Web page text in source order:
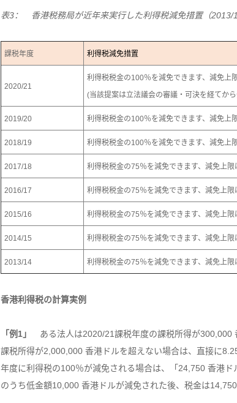
表3： 香港税務局が近年来実行した利得税減免措置（2013/
課税年度 利得税減免措置
2020/21
利得税税金の100％を減免できます、減免上
(当該提案は立法議会の審議・可決を経てか
2019/20 利得税税金の100％を減免できます、減免上
2018/19 利得税税金の100％を減免できます、減免上
2017/18 利得税税金の75％を減免できます、減免上
2016/17 利得税税金の75％を減免できます、減免上
2015/16 利得税税金の75％を減免できます、減免上
2014/15 利得税税金の75％を減免できます、減免上
2013/14 利得税税金の75％を減免できます、減免上
香港利得税の計算実例
「例1」
ある法人は2020/21課税年度の課税所得が300,000
課税所得が2,000,000 香港ドルを超えない場合は、直接に
年度に利得税の100％が減免される場合は、「24,750 香港
のうち低金額10,000 香港ドルが減免された後、税金は